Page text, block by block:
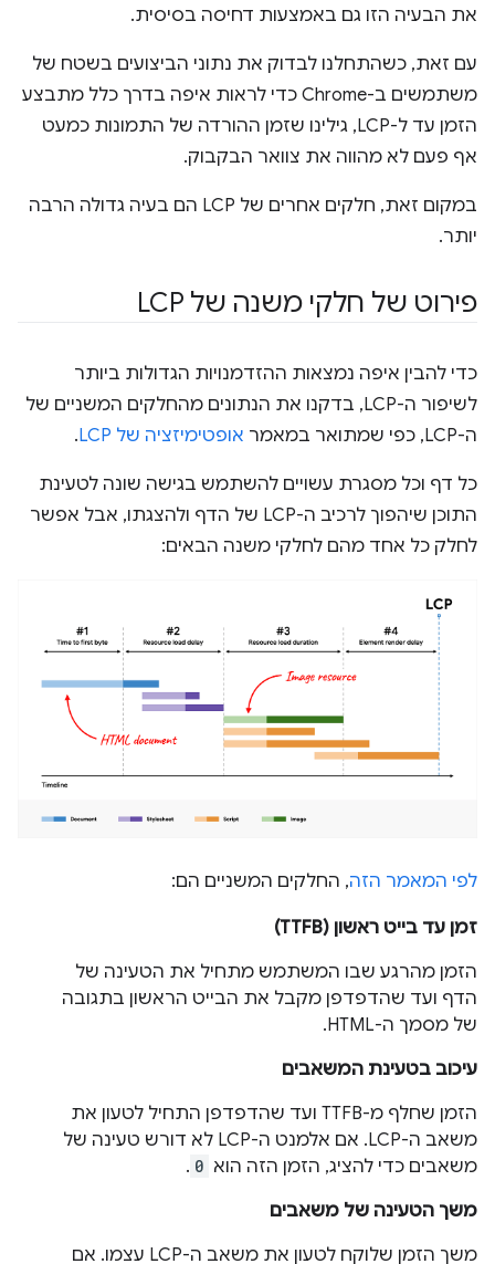
את הבעיה הזו גם באמצעות דחיסה בסיסית.
עם זאת, כשהתחלנו לבדוק את נתוני הביצועים בשטח של
משתמשים ב-Chrome כדי לראות איפה בדרך כלל מתבצע
הזמן עד ל-LCP, גילינו שזמן ההורדה של התמונות כמעט
אף פעם לא מהווה את צוואר הבקבוק.
במקום זאת, חלקים אחרים של LCP הם בעיה גדולה הרבה
יותר.
פירוט של חלקי משנה של LCP
כדי להבין איפה נמצאות ההזדמנויות הגדולות ביותר
לשיפור ה-LCP, בדקנו את הנתונים מהחלקים המשניים של
ה-LCP, כפי שמתואר במאמר
אופטימיזציה של LCP .
כל דף וכל מסגרת עשויים להשתמש בגישה שונה לטעינת
התוכן שיהפוך לרכיב ה-LCP של הדף ולהצגתו, אבל אפשר
לחלק כל אחד מהם לחלקי משנה הבאים:
לפי המאמר הזה, החלקים המשניים הם:
זמן עד בייט ראשון (TTFB)
הזמן מהרגע שבו המשתמש מתחיל את הטעינה של
הדף ועד שהדפדפן מקבל את הבייט הראשון בתגובה
של מסמך ה-HTML.
עיכוב בטעינת המשאבים
הזמן שחלף מ-TTFB ועד שהדפדפן התחיל לטעון את
משאב ה-LCP. אם אלמנט ה-LCP לא דורש טעינה של
משאבים כדי להציג, הזמן הזה הוא 0
.
משך הטעינה של משאבים
משך הזמן שלוקח לטעון את משאב ה-LCP עצמו. אם